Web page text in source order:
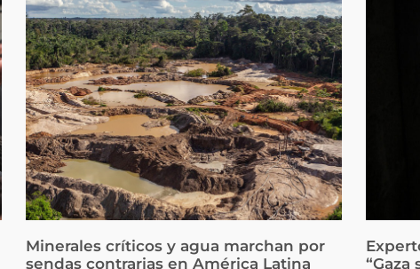
Minerales críticos y agua marchan por
sendas contrarias en América Latina
“Gaza